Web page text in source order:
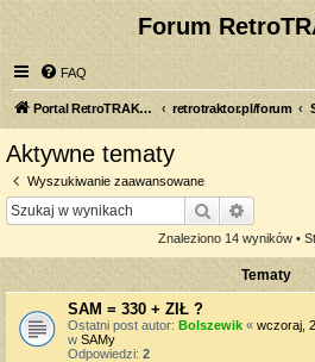
Forum
FAQ
Portal RetroTRAKTOR.pl retrotraktor.pl/forum
Aktywne tematy
Wyszukiwanie zaawansowane
Szukaj
Znaleziono 14 wyników •
Tematy
SAM = 330 + ZIŁ ?
Ostatni post autor: Bolszewik « wczoraj,
w SAMy
Odpowiedzi: 2